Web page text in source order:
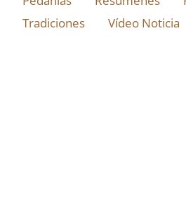
Tradiciones
Vídeo Noticia